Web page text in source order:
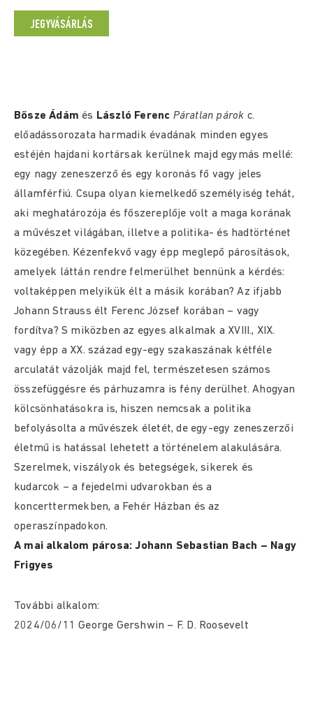
JEGYVÁSÁRLÁS
Bősze Ádám és László Ferenc Páratlan párok c.
előadássorozata harmadik évadának minden egyes
estéjén hajdani kortársak kerülnek majd egymás mellé:
egy nagy zeneszerző és egy koronás fő vagy jeles
államférfiú. Csupa olyan kiemelkedő személyiség tehát,
aki meghatározója és főszereplője volt a maga korának
a művészet világában, illetve a politika- és hadtörténet
közegében. Kézenfekvő vagy épp meglepő párosítások,
amelyek láttán rendre felmerülhet bennünk a kérdés:
voltaképpen melyikük élt a másik korában? Az ifjabb
Johann Strauss élt Ferenc József korában – vagy
fordítva? S miközben az egyes alkalmak a XVIII., XIX.
vagy épp a XX. század egy-egy szakaszának kétféle
arculatát vázolják majd fel, természetesen számos
összefüggésre és párhuzamra is fény derülhet. Ahogyan
kölcsönhatásokra is, hiszen nemcsak a politika
befolyásolta a művészek életét, de egy-egy zeneszerzői
életmű is hatással lehetett a történelem alakulására.
Szerelmek, viszályok és betegségek, sikerek és
kudarcok – a fejedelmi udvarokban és a
koncerttermekben, a Fehér Házban és az
operaszínpadokon.
A mai alkalom párosa: Johann Sebastian Bach – Nagy
Frigyes
További alkalom:
2024/06/11 George Gershwin – F. D. Roosevelt